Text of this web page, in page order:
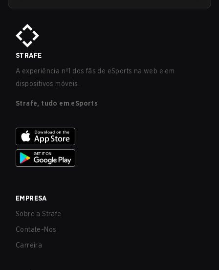
STRAFE
A experiência nº1 dos fãs de eSports na web e em
dispositivos móveis.
Strafe, tudo em eSports
EMPRESA
Sobre a Strafe
Contate-Nos
Carreira